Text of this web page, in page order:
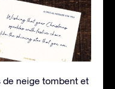
neige tombent et